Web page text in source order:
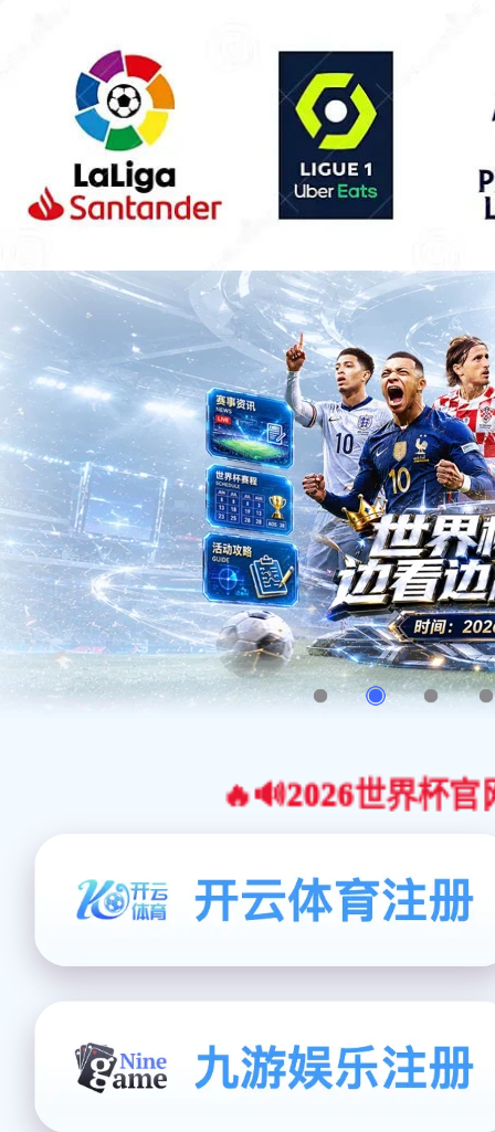
🔥🔊2026世界杯官网合